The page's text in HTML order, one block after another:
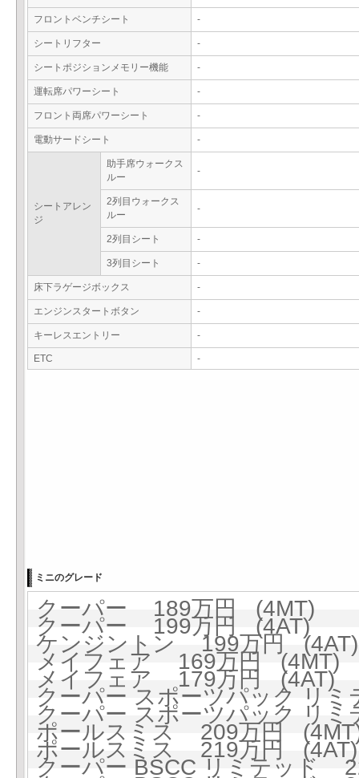
フロントベンチシート -
シートリフター -
シートポジションメモリー機能 -
運転席パワーシート -
フロント両席パワーシート -
電動サードシート -
シートアレン
ジ
助手席ウォークス
ルー
-
2列目ウォークス
ルー
-
2列目シート -
3列目シート -
床下ラゲージボックス -
エンジンスタートボタン -
キーレスエントリー -
ETC -
ミニのグレード
クーパー 189万円 (4MT)
クーパー 199万円 (4AT)
ケンジントン 199万円 (4AT)
メイフェア 169万円 (4MT)
メイフェア 179万円 (4AT)
クーパー スポーツパック リ
クーパー スポーツパック リ
ポールスミス 209万円
ポールスミス 219万円 (4AT)
クーパー BSCC リミテッド